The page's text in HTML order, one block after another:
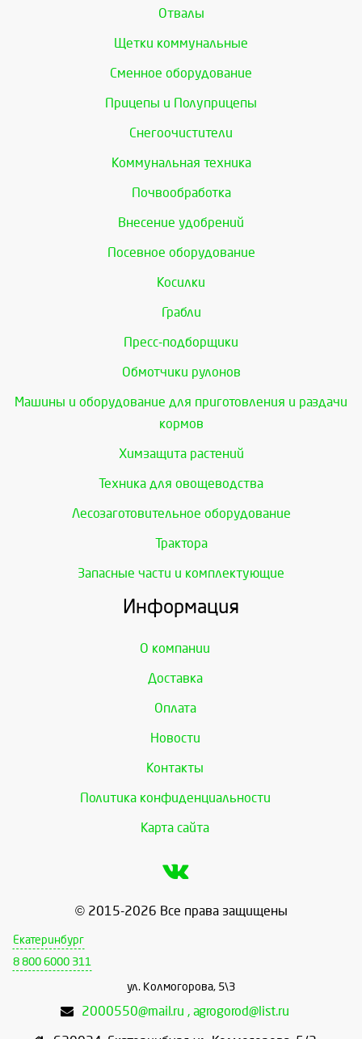
Отвалы
Щетки коммунальные
Сменное оборудование
Прицепы и Полуприцепы
Снегоочистители
Коммунальная техника
Почвообработка
Внесение удобрений
Посевное оборудование
Косилки
Грабли
Пресс-подборщики
Обмотчики рулонов
Машины и оборудование для приготовления и раздачи
кормов
Химзащита растений
Техника для овощеводства
Лесозаготовительное оборудование
Трактора
Запасные части и комплектующие
Информация
О компании
Доставка
Оплата
Новости
Контакты
Политика конфиденциальности
Карта сайта
© 2015-2026 Все права защищены
Екатеринбург
8 800 6000 311
ул. Колмогорова, 5\3
2000550@mail.ru , agrogorod@list.ru